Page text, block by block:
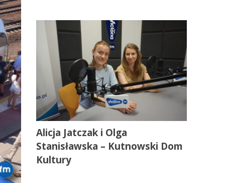
Alicja Jatczak i Olga
Stanisławska – Kutnowski Dom
Kultury